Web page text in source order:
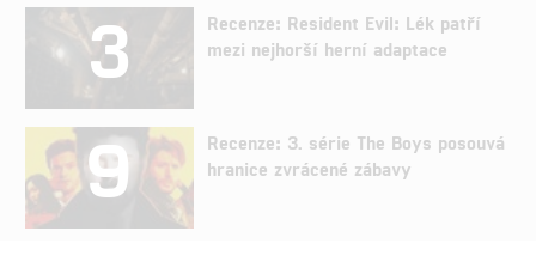
3
Recenze: Resident Evil: Lék patří
mezi nejhorší herní adaptace
9
Recenze: 3. série The Boys posouvá
hranice zvrácené zábavy